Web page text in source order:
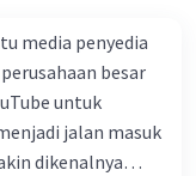
besar
untuk